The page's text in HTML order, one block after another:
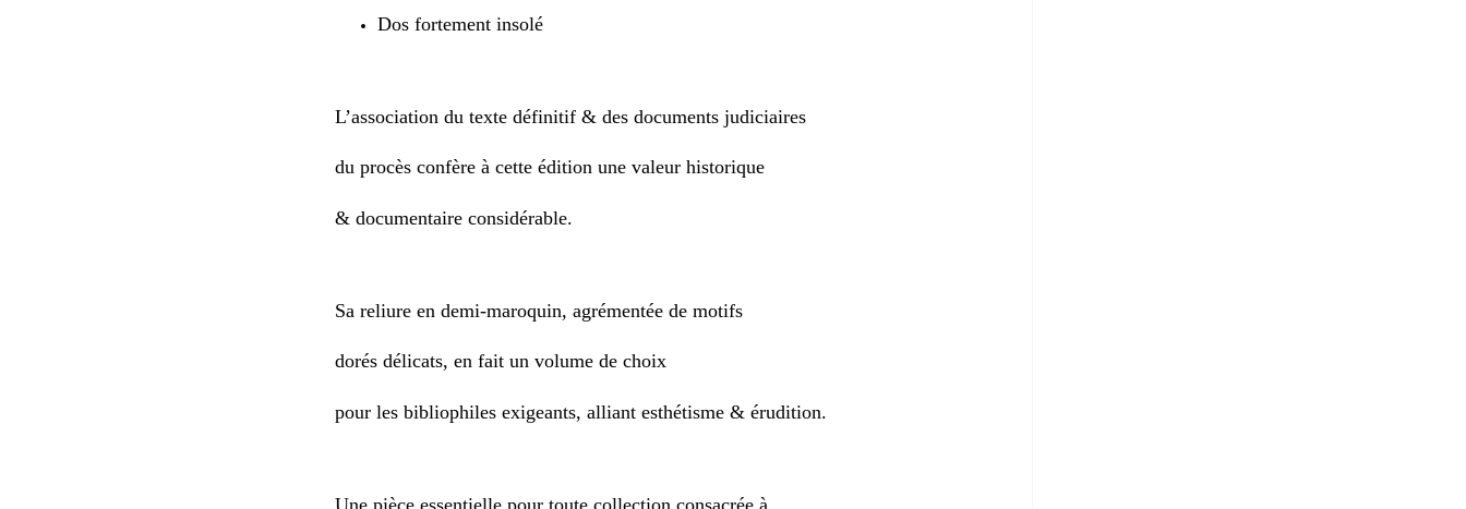
Dos fortement insolé
L’association du texte définitif & des documents judiciaires
du procès confère à cette édition une valeur historique
& documentaire considérable.
Sa reliure en demi-maroquin, agrémentée de motifs
dorés délicats, en fait un volume de choix
pour les bibliophiles exigeants, alliant esthétisme & érudition.
Une pièce essentielle pour toute collection consacrée à